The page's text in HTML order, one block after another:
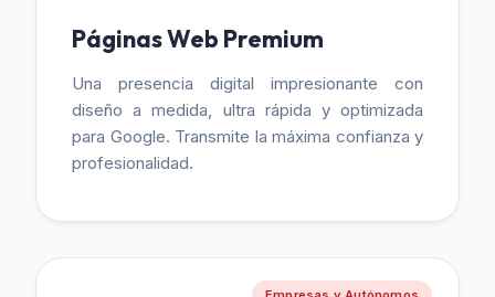
Páginas Web Premium
Una presencia digital impresionante con
diseño a medida, ultra rápida y optimizada
para Google. Transmite la máxima confianza y
profesionalidad.